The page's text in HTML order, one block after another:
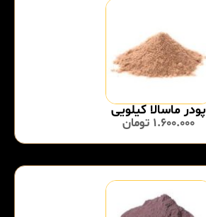
پودر ماسالا کیلویی
1.600.000 تومان